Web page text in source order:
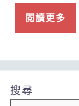
閱讀更多
搜尋